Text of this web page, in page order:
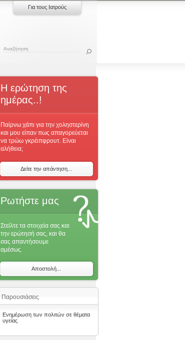
Για τους Ιατρούς
Η ερώτηση της
ημέρας..!
Παίρνω χάπι για την χοληστερίνη
και μου είπαν πως απαγορεύεται
να τρώω γκρέιπφρουτ. Είναι
αλήθεια;
Δείτε την απάντηση...
Ρωτήστε μας
Στείλτε τα στοιχεία σας και
την ερώτησή σας, και θα
σας απαντήσoυμε
αμέσως.
Αποστολή...
Παρουσιάσεις
Ενημέρωση των πολιτών σε θέματα
υγείας